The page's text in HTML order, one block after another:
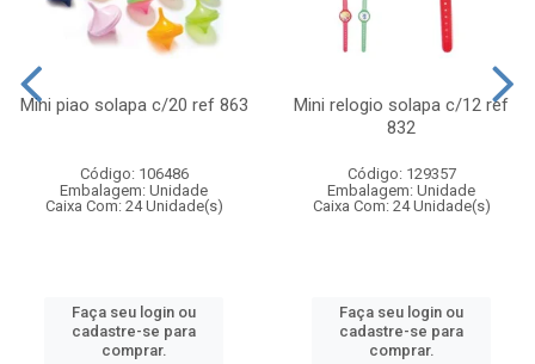
Mini piao solapa c/20 ref 863
Código: 106486
Embalagem: Unidade
Caixa Com: 24 Unidade(s)
Faça seu login ou
cadastre-se para
comprar.
Mini relogio solapa c/12 ref
832
Código: 129357
Embalagem: Unidade
Caixa Com: 24 Unidade(s)
Faça seu login ou
cadastre-se para
comprar.